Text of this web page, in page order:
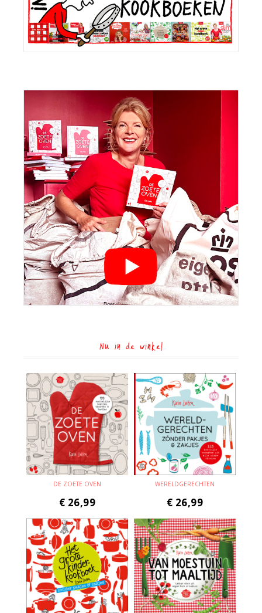
Nu in de winkel
DE ZOETE OVEN
€ 26,99
WERELDGERECHTEN
€ 26,99